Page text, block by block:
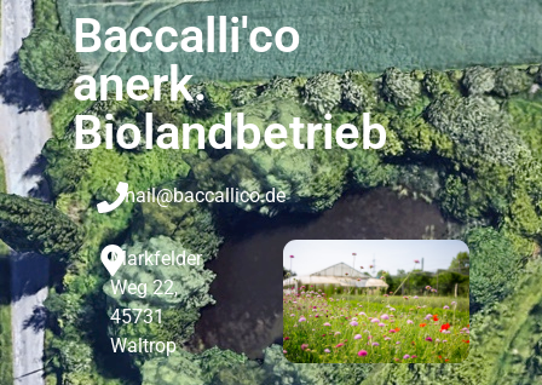
Baccalli'co
anerk.
Biolandbetrieb
mail@baccallico.de
Markfelder
Weg 22,
45731
Waltrop